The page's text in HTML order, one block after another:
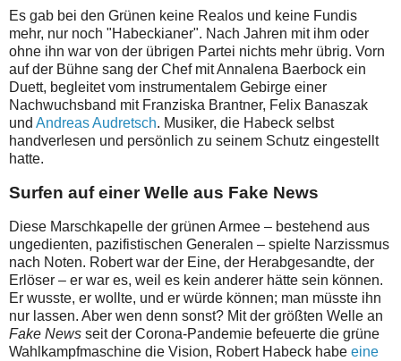
Es gab bei den Grünen keine Realos und keine Fundis
mehr, nur noch "Habeckianer". Nach Jahren mit ihm oder
ohne ihn war von der übrigen Partei nichts mehr übrig. Vorn
auf der Bühne sang der Chef mit Annalena Baerbock ein
Duett, begleitet vom instrumentalem Gebirge einer
Nachwuchsband mit Franziska Brantner, Felix Banaszak
und Andreas Audretsch. Musiker, die Habeck selbst
handverlesen und persönlich zu seinem Schutz eingestellt
hatte.
Surfen auf einer Welle aus Fake News
Diese Marschkapelle der grünen Armee – bestehend aus
ungedienten, pazifistischen Generalen – spielte Narzissmus
nach Noten. Robert war der Eine, der Herabgesandte, der
Erlöser – er war es, weil es kein anderer hätte sein können.
Er wusste, er wollte, und er würde können; man müsste ihn
nur lassen. Aber wen denn sonst? Mit der größten Welle an
Fake News seit der Corona-Pandemie befeuerte die grüne
Wahlkampfmaschine die Vision, Robert Habeck habe eine